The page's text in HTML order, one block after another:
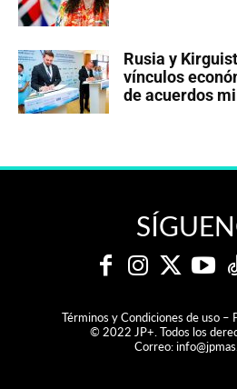
Rusia y
vínculos
de acuerdos
Términos y Condiciones de uso –
© 2022 JP+. Todos los
Correo: